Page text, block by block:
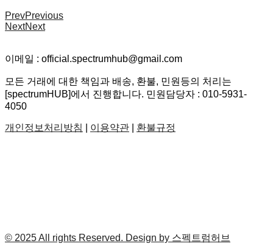
PrevPrevious
NextNext
이메일 : official.spectrumhub@gmail.com
모든 거래에 대한 책임과 배송, 환불, 민원등의 처리는
[spectrumHUB]에서 진행합니다. 민원담당자 : 010-5931-
4050
개인정보처리방침 이용약관 환불규정
© 2025 All rights Reserved. Design by 스펙트럼허브